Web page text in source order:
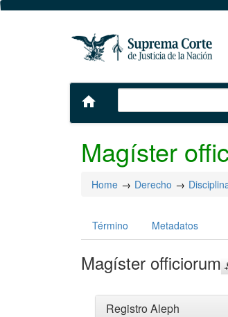
home
Magíster
Home Derecho
Término Metadatos
Magíster officiorum
Registro Aleph